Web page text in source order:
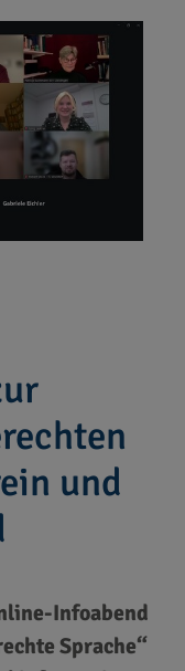
und
Infoabend
Sprache“